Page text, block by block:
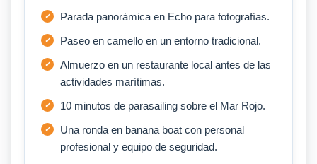
Parada panorámica en Echo para fotografías.
Paseo en camello en un entorno tradicional.
Almuerzo en un restaurante local antes de las
actividades marítimas.
10 minutos de parasailing sobre el Mar Rojo.
Una ronda en banana boat con personal
profesional y equipo de seguridad.